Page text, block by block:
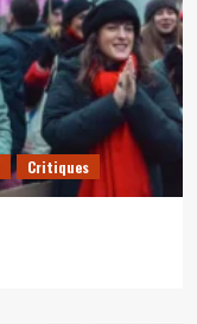
Critiques